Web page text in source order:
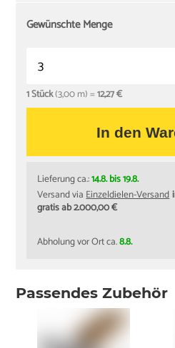
Gewünschte Menge
1 Stück(3,00 m) =12,27 €
In den
Lieferung ca.:14.8. bis 19.8.
Versand viaEinzeldielen-Versand
gratis ab 2.000,00 €
Abholung vor Ort ca.8.8.
Passendes Zubehör